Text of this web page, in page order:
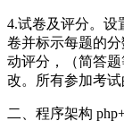
4.试卷及评分。设
卷并标示每题的
动评分，（简答
改。所有参加考试
二、程序架构